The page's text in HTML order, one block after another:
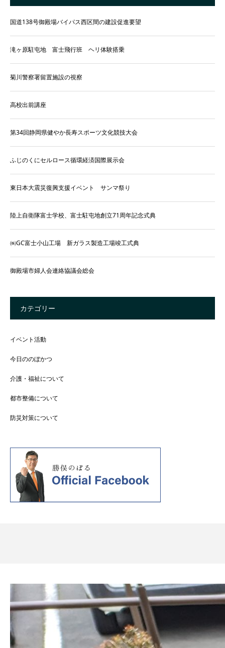
国道138号御殿場バイパス西区間の建設促進要望
滝ヶ原駐屯地 富士飛行班 ヘリ体験搭乗
菊川警察署留置施設の視察
高校出前講座
第34回静岡県健やか長寿スポーツ文化競技大会
ふじのくにセルロース循環経済国際展示会
東日本大震災復興支援イベント サンマ祭り
陸上自衛隊富士学校、富士駐屯地創立71周年記念式典
㈱GC富士小山工場 新ガラス製造工場竣工式典
御殿場市婦人会連絡協議会総会
カテゴリー
イベント活動
今日ののぼかつ
介護・福祉について
都市整備について
防災対策について